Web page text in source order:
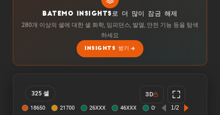
BATEMO INSIGHTS로 더 많이 잠금 해제
280개 이상의 셀에 대한 셀 화학, 임피던스, 발열, 안전 기능 등을 탐색
하세요
INSIGHTS 받기
325 셀 3D